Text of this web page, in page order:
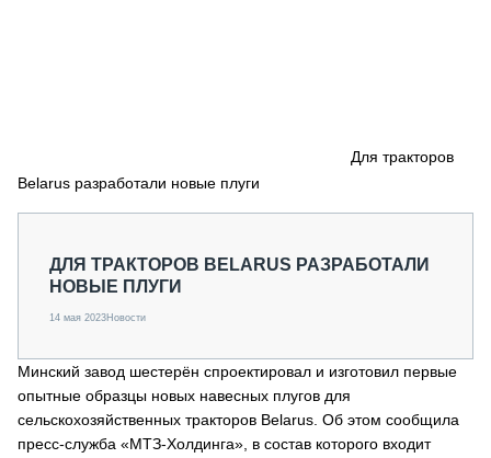
СПЕЦПРОЕКТЫ
О ПРОЕКТЕ
Для тракторов
Belarus разработали новые плуги
ДЛЯ ТРАКТОРОВ BELARUS РАЗРАБОТАЛИ
НОВЫЕ ПЛУГИ
14 мая 2023Новости
Минский завод шестерён спроектировал и изготовил первые
опытные образцы новых навесных плугов для
сельскохозяйственных тракторов Belarus. Об этом сообщила
пресс-служба «МТЗ-Холдинга», в состав которого входит